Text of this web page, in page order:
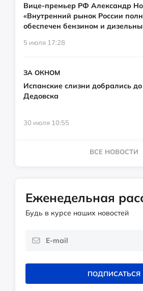
Вице-премьер РФ Александр
«Внутренний рынок России
обеспечен бензином и
5 июля 17:28
ЗА ОКНОМ
Испанские слизни добрались
Дедовска
30 июля 10:55
ВСЕ НОВОСТИ
Еженедельная
Будь в курсе наших новостей
ПОДПИСАТЬСЯ